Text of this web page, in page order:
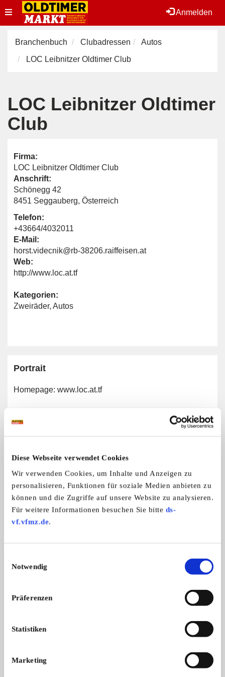
Diese Webseite verwendet Cookies
Wir verwenden Cookies, um Inhalte und Anzeigen zu
personalisieren, Funktionen für soziale Medien anbieten zu
können und die Zugriffe auf unsere Website zu analysieren.
Für weitere Informationen besuchen Sie bitte ds-
vf.vfmz.de.
Notwendig
Präferenzen
Statistiken
Marketing
Anmelden
Toggle
navigation
Branchenbuch Clubadressen
Autos
LOC Leibnitzer Oldtimer Club
LOC Leibnitzer Oldtimer
Club
Firma:
LOC Leibnitzer Oldtimer Club
Anschrift:
Schönegg 42
8451 Seggauberg, Österreich
Telefon:
+43664/4032011
E-Mail:
horst.videcnik@rb-38206.raiffeisen.at
Web:
http://www.loc.at.tf
Kategorien:
Zweiräder, Autos
Portrait
Homepage: www.loc.at.tf
Allgemeine Angaben
Automarken:
Zweiradmarken:
Alle Marken
Branchenbuch-Eintrag übernehmen
Sie vertreten dieses Unternehmen? Übernehmen Sie